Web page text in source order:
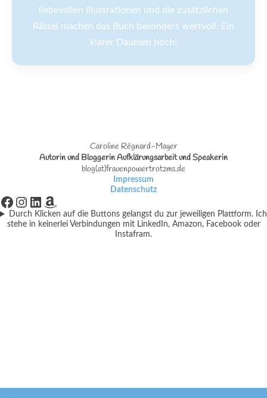
liebevollen Illustrationen und die zusätzlichen
Rätsel machen das Buch besonders wertvoll. Ein
klarer Daumen hoch!
Caroline Régnard-Mayer
Autorin und Bloggerin Aufklärungsarbeit und Speakerin
blog(at)frauenpowertrotzms.de
Impressum
Datenschutz
Facebook Instagram LinkedIn Amazon
Durch Klicken auf die Buttons gelangst du zur jeweiligen Plattform. Ich
stehe in keinerlei Verbindungen mit LinkedIn, Amazon, Facebook oder
Instafram.